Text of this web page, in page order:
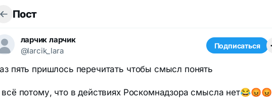
Пост
ларчик ларчик
@larcik_lara
Подписаться
пять пришлось перечитать чтобы смысл понять
всё потому, что в действиях Роскомнадзора смысла нет😂😡😡